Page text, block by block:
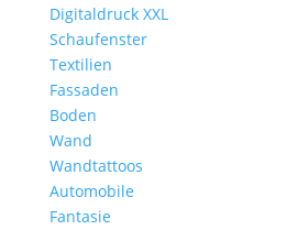
Digitaldruck XXL
Schaufenster
Textilien
Fassaden
Boden
Wand
Wandtattoos
Automobile
Fantasie